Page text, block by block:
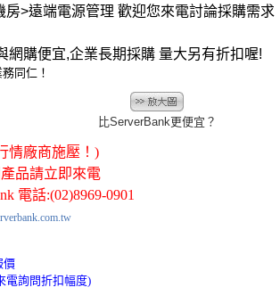
房>遠端電源管理 歡迎您來電討論採購需
網購便宜,企業長期採購 量大另有折扣喔!
同仁！
比ServerBank更便宜？
情廠商施壓！)
品請立即來電
電話:(02)8969-0901
價
電詢問折扣幅度)